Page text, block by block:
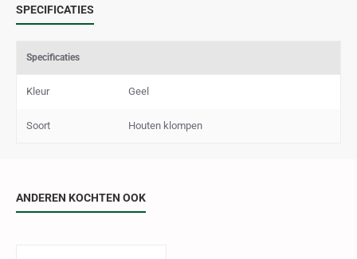
SPECIFICATIES
Specificaties
Kleur Geel
Soort Houten klompen
ANDEREN KOCHTEN OOK